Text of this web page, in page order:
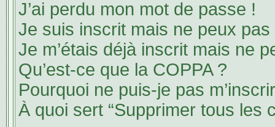
J’ai perdu mon mot de passe !
Je suis inscrit mais ne peux
Je m’étais déjà inscrit mais ne
Qu’est-ce que la COPPA ?
Pourquoi ne puis-je pas
À quoi sert “Supprimer tous les